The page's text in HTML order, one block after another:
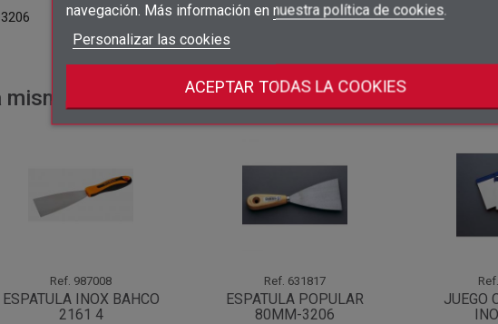
add_circle_outline
Crear nueva lista
Crear lista de deseos
navegación. Más información en nuestra política de cookies.
Personalizar las cookies
ACEPTAR TODAS LA COOKIES
Inicia sesión para ver precios 12 unidad ud
categoría:
Ref. 987008
ESPATULA INOX BAHCO
2161 4
Ref. 631817
ESPATULA POPULAR
80MM-3206
Ref.
JUEGO